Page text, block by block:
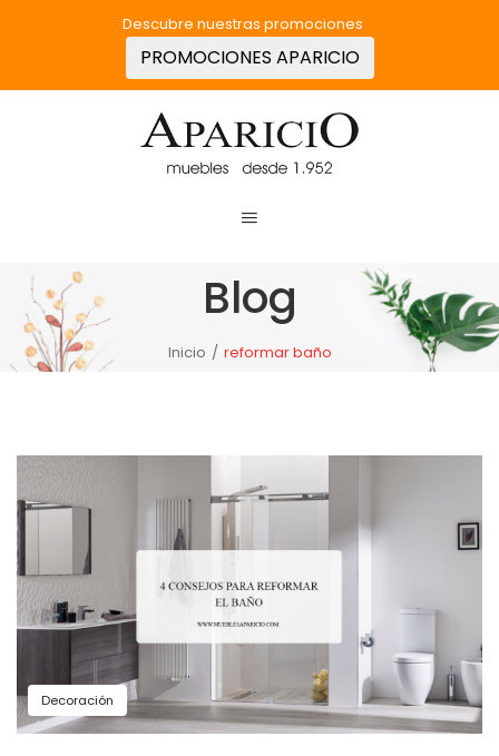
Descubre nuestras promociones
PROMOCIONES APARICIO
Blog
Inicio / reformar baño
Decoración